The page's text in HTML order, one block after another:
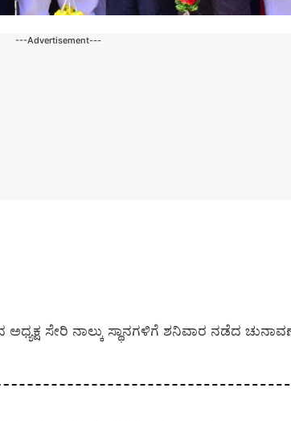
---Advertisement---
ಸೇರಿ ನಾಲ್ಕು ಸ್ಥಾನಗಳಿಗೆ ಶನಿವಾರ ನಡೆದ